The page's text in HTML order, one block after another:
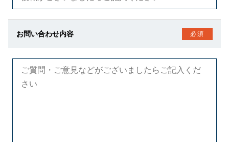
お問い合わせ内容 必須